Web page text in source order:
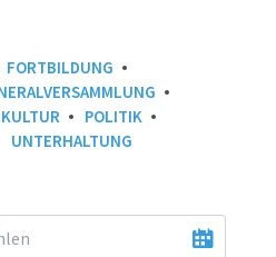
FORTBILDUNG
KULTUR
POLITIK
UNTERHALTUNG